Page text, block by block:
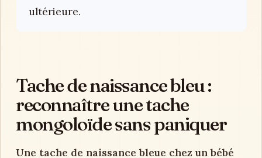
ultérieure.
Tache de naissance bleu :
reconnaître une tache
mongoloïde sans paniquer
Une tache de naissance bleue chez un bébé